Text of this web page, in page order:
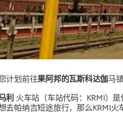
计划前往果阿邦的瓦斯科达伽马
利 火车站（车站代码：KRMI）
去帕纳吉短途旅行，那么KRMI火